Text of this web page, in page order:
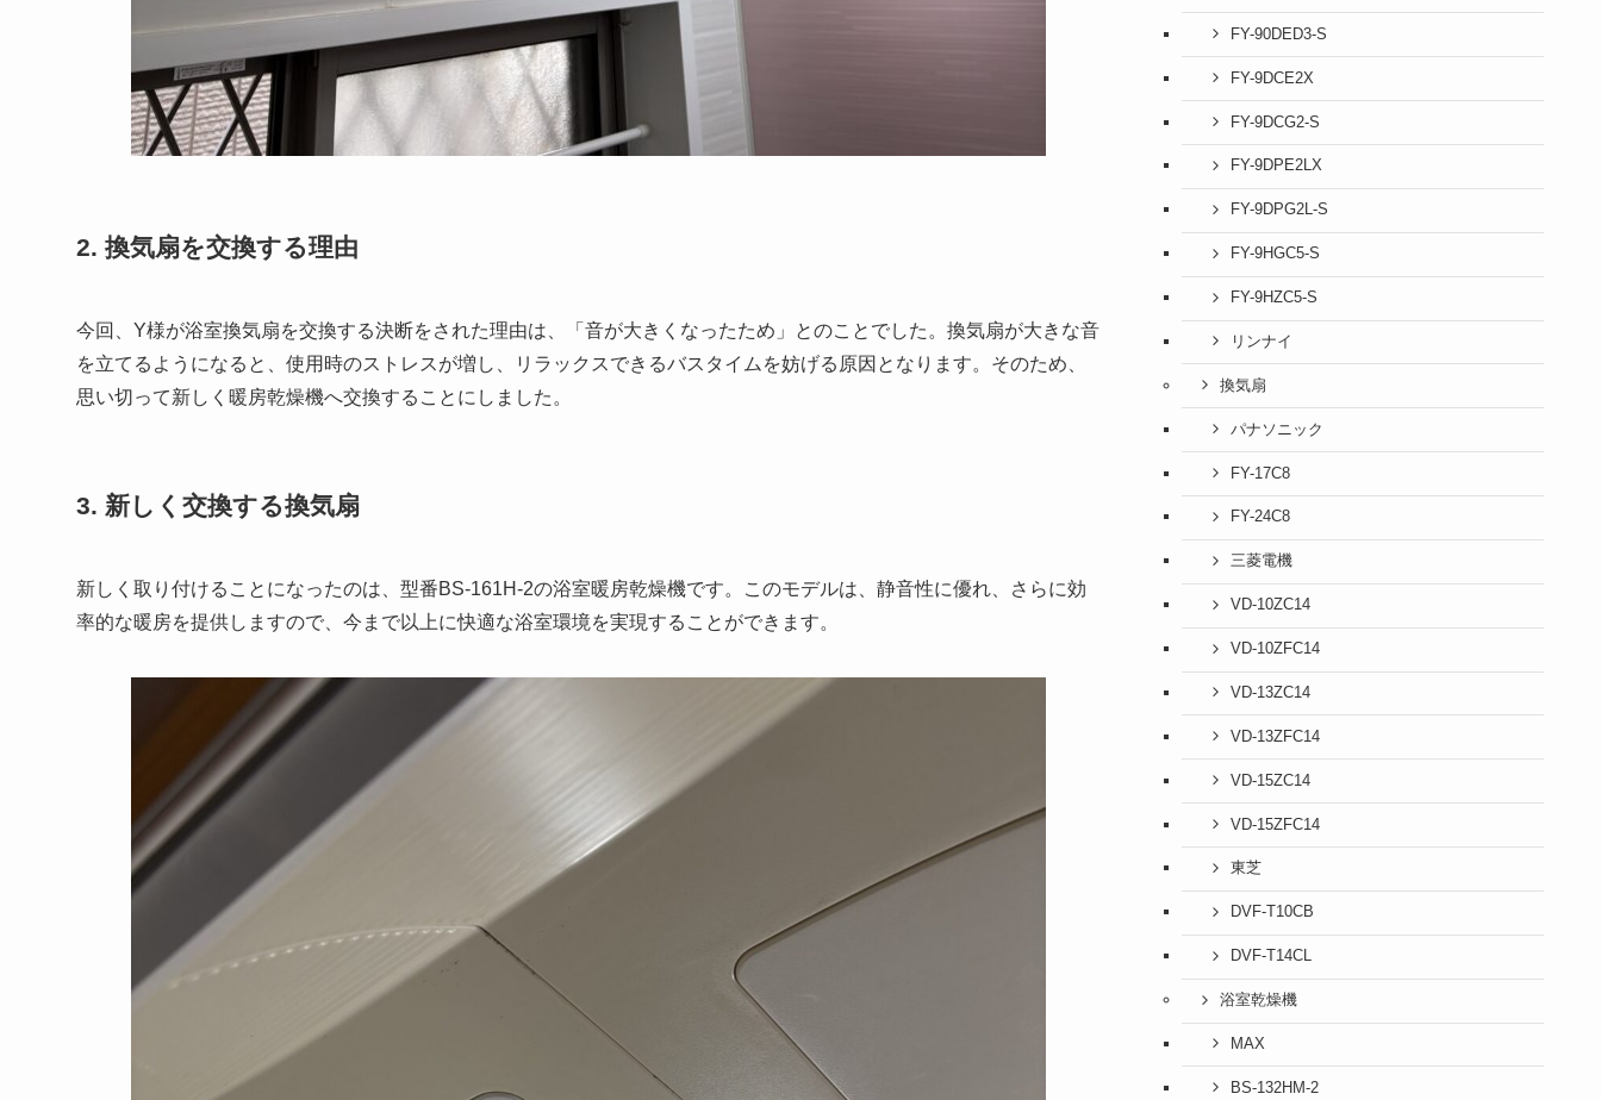
2. 換気扇を交換する理由
今回、Y様が浴室換気扇を交換する決断をされた理由は、「音が大きくなったため」とのことでした。換気扇が大きな音
を立てるようになると、使用時のストレスが増し、リラックスできるバスタイムを妨げる原因となります。そのため、
思い切って新しく暖房乾燥機へ交換することにしました。
3. 新しく交換する換気扇
新しく取り付けることになったのは、型番BS-161H-2の浴室暖房乾燥機です。このモデルは、静音性に優れ、さらに効
率的な暖房を提供しますので、今まで以上に快適な浴室環境を実現することができます。
FY-90DED3-S
FY-9DCE2X
FY-9DCG2-S
FY-9DPE2LX
FY-9DPG2L-S
FY-9HGC5-S
FY-9HZC5-S
リンナイ
換気扇
パナソニック
FY-17C8
FY-24C8
三菱電機
VD-10ZC14
VD-10ZFC14
VD-13ZC14
VD-13ZFC14
VD-15ZC14
VD-15ZFC14
東芝
DVF-T10CB
DVF-T14CL
浴室乾燥機
MAX
BS-132HM-2